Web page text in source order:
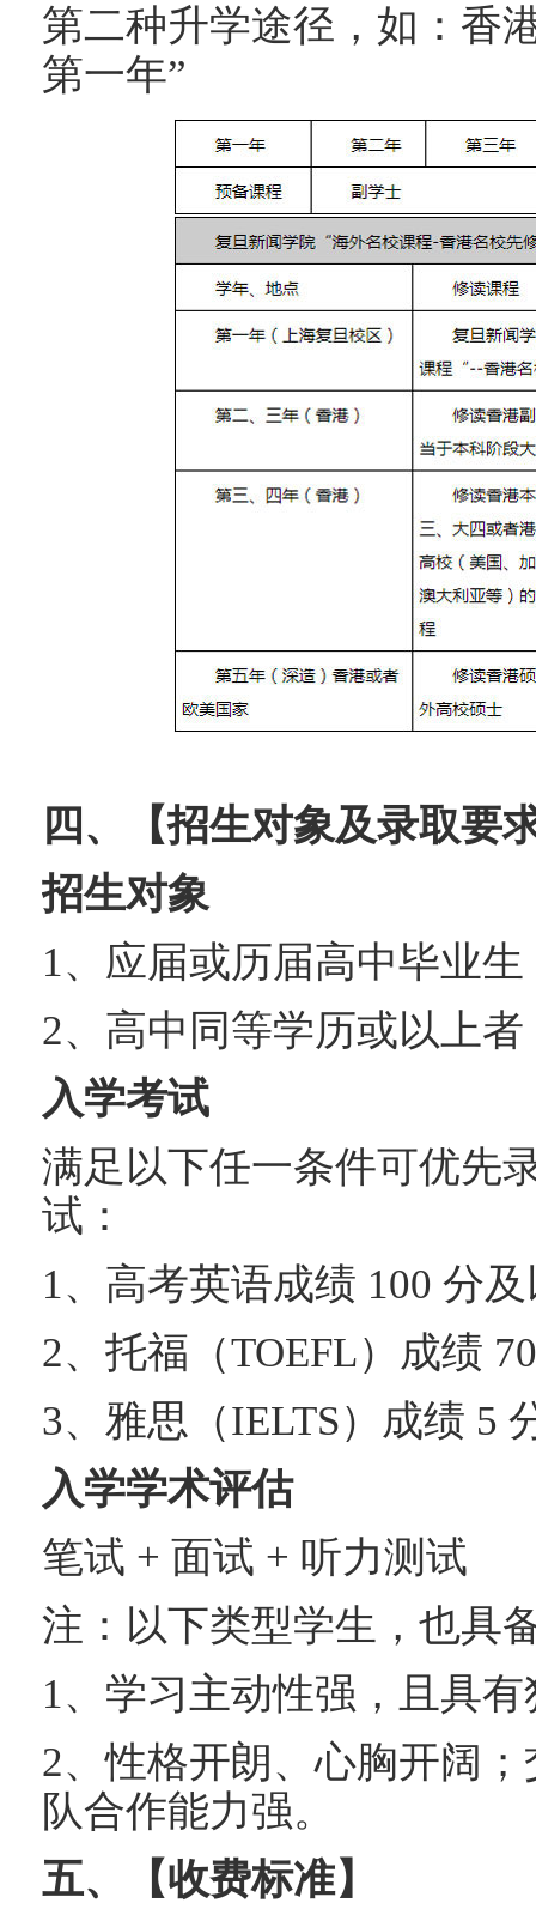
第二种升学途径，如：香
第一年”
四、【招生对象及录取要
招生对象
1、应届或历届高中毕业
2、高中同等学历或以上者
入学考试
满足以下任一条件可优先
试：
1、高考英语成绩 100 分
2、托福（TOEFL）成绩
3、雅思（IELTS）成绩 5
入学学术评估
笔试 + 面试 + 听力测试
注：以下类型学生，也具
1、学习主动性强，且具
2、性格开朗、心胸开阔
队合作能力强。
五、【收费标准】